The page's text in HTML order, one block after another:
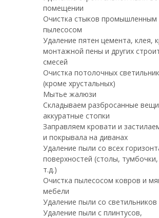
помещении
Очистка стыков промышленным
пылесосом
Удаление пятен цемента, клея,
монтажной пены и других
смесей
Очистка потолочных
(кроме хрустальных)
Мытье жалюзи
Складываем разбросанные
аккуратные стопки
Заправляем кровати и
и покрывала на диванах
Удаление пыли со всех
поверхностей (столы,
т.д.)
Очистка пылесосом ковров и
мебели
Удаление пыли со светильников
Удаление пыли с плинтусов,